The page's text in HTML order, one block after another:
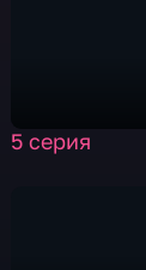
5 серия